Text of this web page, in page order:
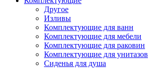
Другое
Изливы
Комплектующие для ванн
Комплектующие для мебели
Комплектующие для раковин
Комплектующие для унитазов
Сиденья для душа